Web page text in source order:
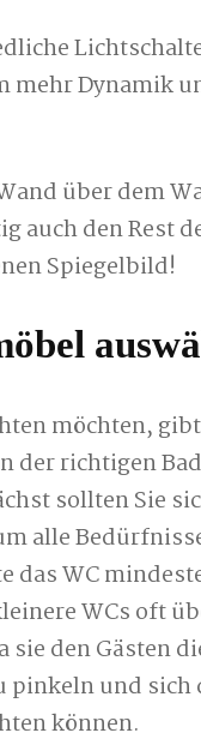
mehr Dynamik
über dem
auch den Rest
Spiegelbild!
möchten,
der richtigen
sollten Sie
alle
WC
WCs oft
sie den Gästen
pinkeln und sich
können.